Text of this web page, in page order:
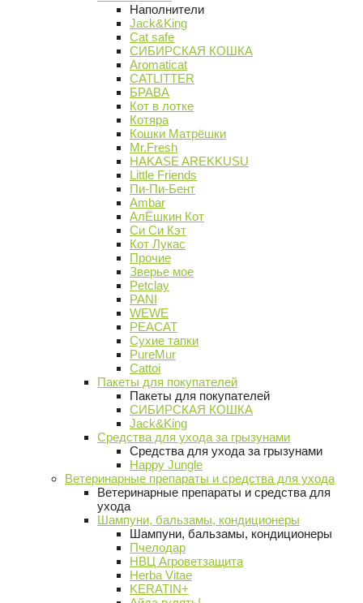
Наполнители
Jack&King
Cat safe
СИБИРСКАЯ КОШКА
Aromaticat
CATLITTER
БРАВА
Кот в лотке
Котяра
Кошки Матрёшки
Mr.Fresh
HAKASE AREKKUSU
Little Friends
Пи-Пи-Бент
Ambar
АлЁшкин Кот
Си Си Кэт
Кот Лукас
Прочие
Зверье мое
Petclay
PANI
WEWE
PEACAT
Сухие тапки
PureMur
Cattoi
Пакеты для покупателей
Пакеты для покупателей
СИБИРСКАЯ КОШКА
Jack&King
Средства для ухода за грызунами
Средства для ухода за грызунами
Happy Jungle
Ветеринарные препараты и средства для ухода
Ветеринарные препараты и средства для
ухода
Шампуни, бальзамы, кондиционеры
Шампуни, бальзамы, кондиционеры
Пчелодар
НВЦ Агроветзащита
Herba Vitae
KERATIN+